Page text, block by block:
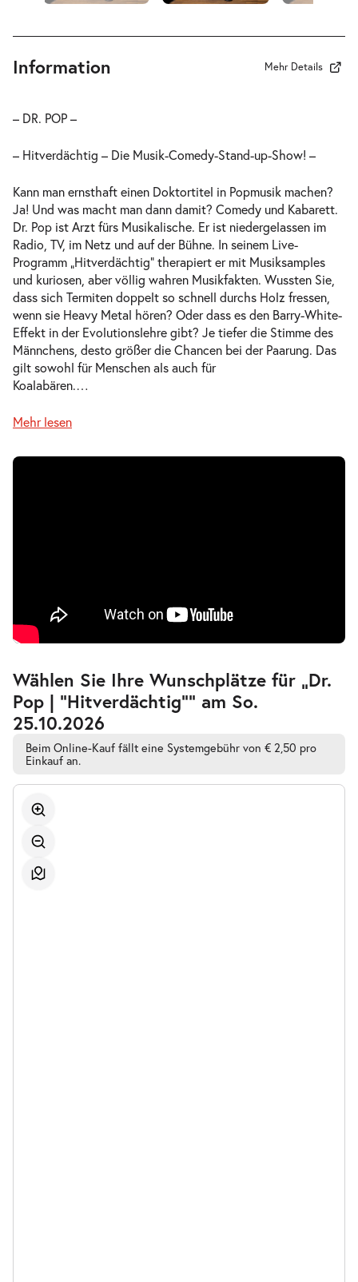
Information Mehr Details
– DR. POP –
– Hitverdächtig – Die Musik-Comedy-Stand-up-Show! –
Kann man ernsthaft einen Doktortitel in Popmusik machen?
Ja! Und was macht man dann damit? Comedy und Kabarett.
Dr. Pop ist Arzt fürs Musikalische. Er ist niedergelassen im
Radio, TV, im Netz und auf der Bühne. In seinem Live-
Programm „Hitverdächtig“ therapiert er mit Musiksamples
und kuriosen, aber völlig wahren Musikfakten. Wussten Sie,
dass sich Termiten doppelt so schnell durchs Holz fressen,
wenn sie Heavy Metal hören? Oder dass es den Barry-White-
Effekt in der Evolutionslehre gibt? Je tiefer die Stimme des
Männchens, desto größer die Chancen bei der Paarung. Das
gilt sowohl für Menschen als auch für
Koalabären.…
Mehr lesen
Wählen Sie Ihre Wunschplätze für „Dr.
Pop | "Hitverdächtig"” am So.
25.10.2026
Beim Online-Kauf fällt eine Systemgebühr von € 2,50 pro
Einkauf an.
Zur
barrierefreien
automatischen
Bestplatzwahl